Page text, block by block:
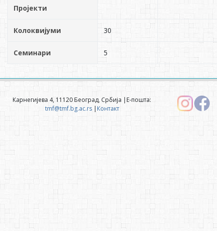
Пројекти
Колоквијуми 30
Семинари 5
Карнегијева 4, 11120 Београд, Србија |Е-пошта:
tmf@tmf.bg.ac.rs| Контакт